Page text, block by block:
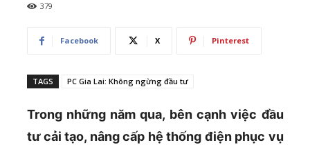
379
Facebook X Pinterest
TAGS PC Gia Lai: Không ngừng đầu tư
Trong những năm qua, bên cạnh việc đầu
tư cải tạo, nâng cấp hệ thống điện phục vụ